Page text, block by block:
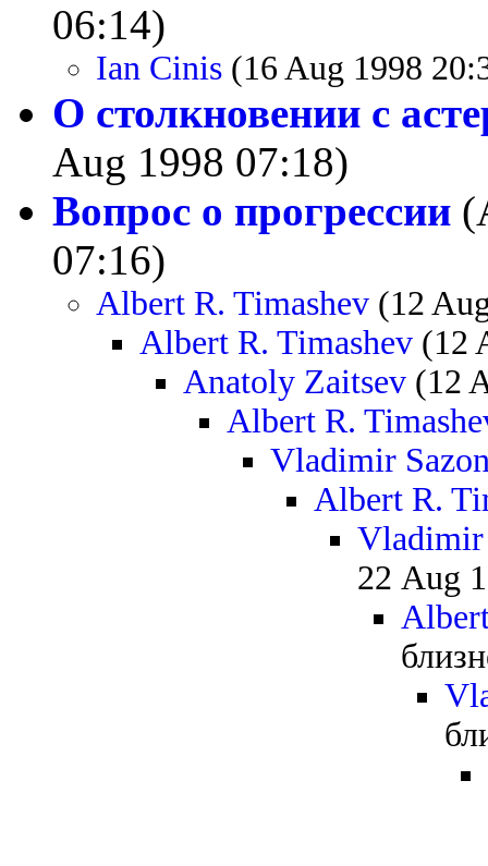
06:14)
Ian Cinis (16 Aug 1998
О столкновении с
Aug 1998 07:18)
Вопрос о прогрессии
07:16)
Albert R. Timashev (12
Albert R. Timashev (12
Anatoly Zaitsev (12
Albert R.
Vladimir
Albert R.
Vladimir
22 Aug